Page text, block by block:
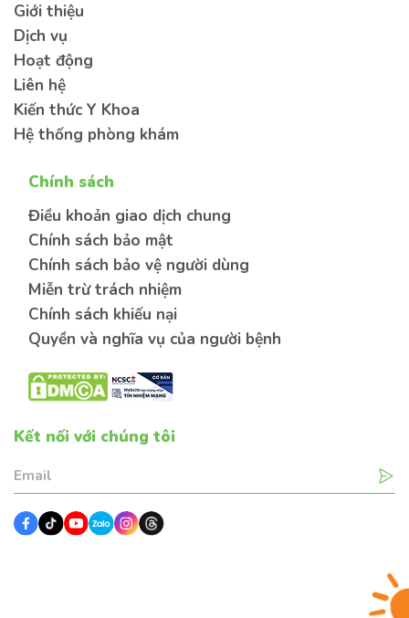
Giới thiệu
Dịch vụ
Hoạt động
Liên hệ
Kiến thức Y Khoa
Hệ thống phòng khám
Chính sách
Điều khoản giao dịch chung
Chính sách bảo mật
Chính sách bảo vệ người dùng
Miễn trừ trách nhiệm
Chính sách khiếu nại
Quyền và nghĩa vụ của người bệnh
Kết nối với chúng tôi
Gửi thông tin